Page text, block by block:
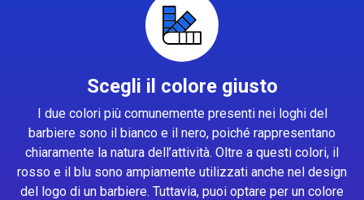
Scegli il colore giusto
I due colori più comunemente presenti nei loghi del
barbiere sono il bianco e il nero, poiché rappresentano
chiaramente la natura dell’attività. Oltre a questi colori, il
rosso e il blu sono ampiamente utilizzati anche nel design
del logo di un barbiere. Tuttavia, puoi optare per un colore